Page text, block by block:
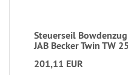
Steuerseil
JAB Becker Twin TW
201,11 EUR